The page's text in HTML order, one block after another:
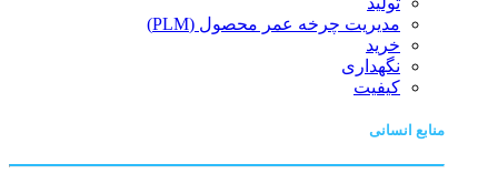
مدیریت چرخه عمر محصول (PLM)
خرید
نگهداری
کیفیت
منابع انسانی